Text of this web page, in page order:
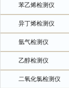
苯乙烯检测仪
异丁烯检测仪
氩气检测仪
乙醇检测仪
二氧化氯检测仪